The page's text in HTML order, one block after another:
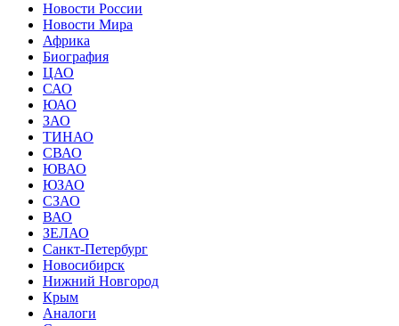
Новости России
Новости Мира
Африка
Биография
ЦАО
САО
ЮАО
ЗАО
ТИНАО
СВАО
ЮВАО
ЮЗАО
СЗАО
ВАО
ЗЕЛАО
Санкт-Петербург
Новосибирск
Нижний Новгород
Крым
Аналоги